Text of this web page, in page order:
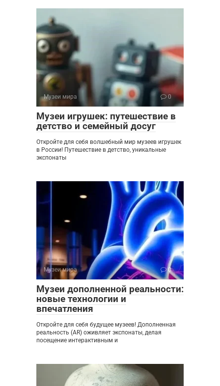
Музеи мира 0
Музеи игрушек: путешествие в
детство и семейный досуг
Откройте для себя волшебный мир музеев игрушек
в России! Путешествие в детство, уникальные
экспонаты
Музеи мира 0
Музеи дополненной реальности:
новые технологии и
впечатления
Откройте для себя будущее музеев! Дополненная
реальность (AR) оживляет экспонаты, делая
посещение интерактивным и